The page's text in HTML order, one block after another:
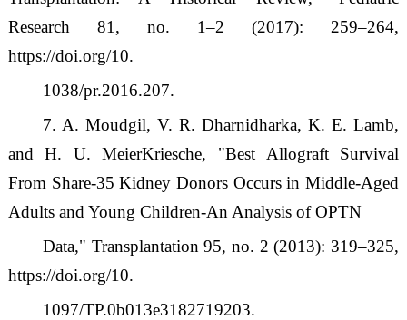
Research 81, no. 1–2 (2017): 259–264,
https://doi.org/10.
1038/pr.2016.207.
7. A. Moudgil, V. R. Dharnidharka, K. E. Lamb,
and H. U. MeierKriesche, "Best Allograft Survival
From Share-35 Kidney Donors Occurs in Middle-Aged
Adults and Young Children-An Analysis of OPTN
Data," Transplantation 95, no. 2 (2013): 319–325,
https://doi.org/10.
1097/TP.0b013e3182719203.